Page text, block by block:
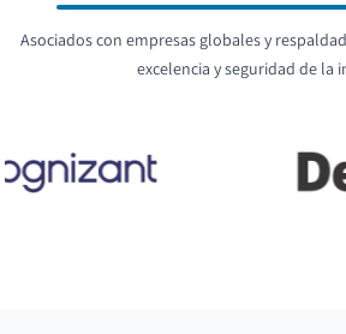
Asociados con empresas globales y
excelencia y seguridad de la